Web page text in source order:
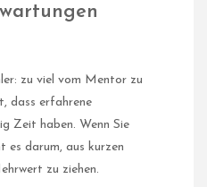
zu viel vom Mentor zu
dass erfahrene
Zeit haben. Wenn Sie
es darum, aus kurzen
zu ziehen.